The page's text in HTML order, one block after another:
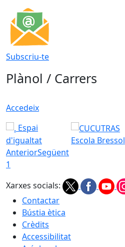
Subscriu-te
Plànol / Carrers
Accedeix
Espai
d'igualtat
Escola Bressol
AnteriorSegüent
1
Xarxes socials:
Contactar
Bústia ètica
Crèdits
Accessibilitat